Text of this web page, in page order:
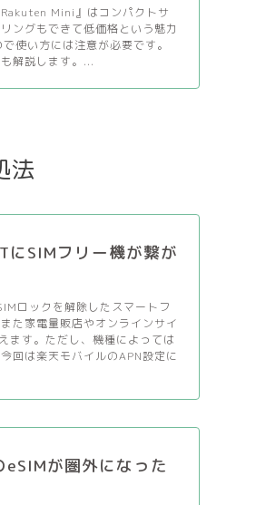
Mini』はコンパクトサ
ングもできて低価格という魅力
使い方には注意が必要です。
解説します。...
法
にSIMフリー機が繋が
ロックを解除したスマートフ
た家電量販店やオンラインサイ
ます。ただし、機種によっては
回は楽天モバイルのAPN設定に
が圏外になった